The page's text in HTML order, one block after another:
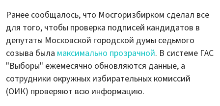
Ранее сообщалось, что Мосгоризбирком сделал все
для того, чтобы проверка подписей кандидатов в
депутаты Московской городской думы седьмого
созыва была максимально прозрачной. В системе ГАС
"Выборы" ежемесячно обновляются данные, а
сотрудники окружных избирательных комиссий
(ОИК) проверяют всю информацию.